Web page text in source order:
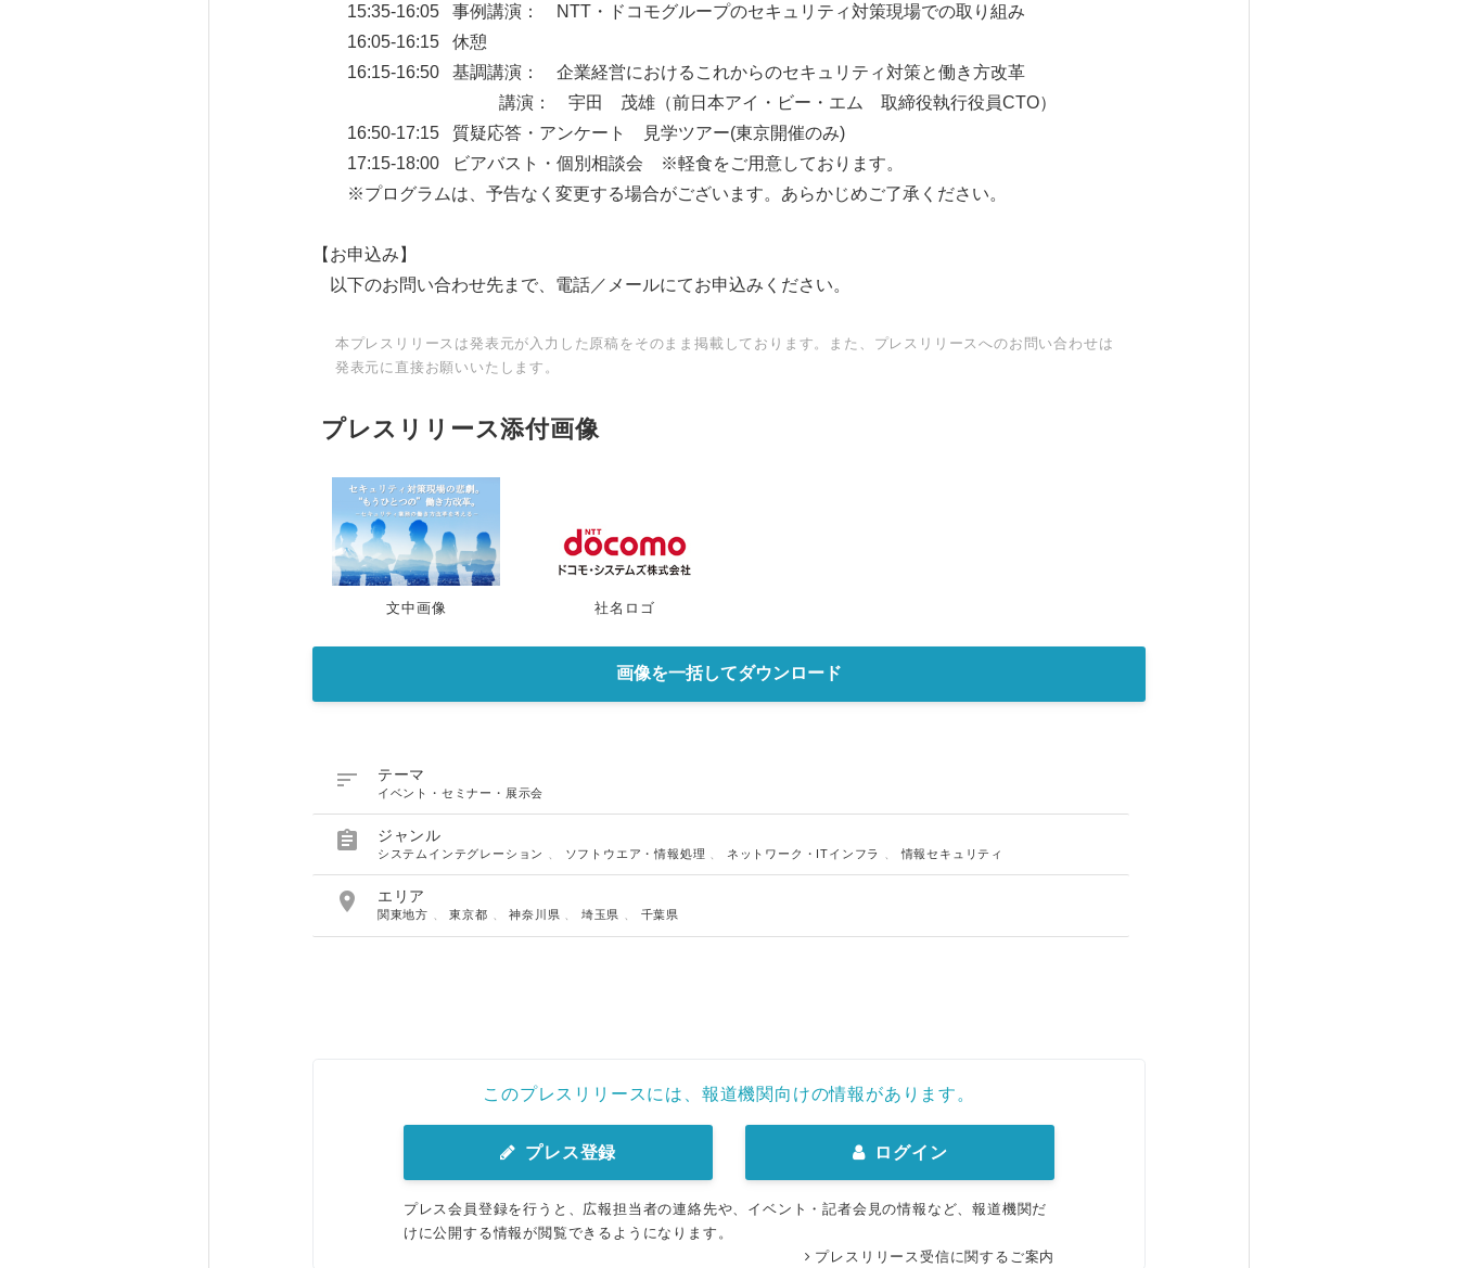
15:35-16:05 事例講演： NTT・ドコモグループのセキュリティ対策現場での取り組み
16:05-16:15 休憩
16:15-16:50 基調講演： 企業経営におけるこれからのセキュリティ対策と働き方改革
講演： 宇田 茂雄（前日本アイ・ビー・エム 取締役執行役員CTO）
16:50-17:15 質疑応答・アンケート 見学ツアー(東京開催のみ)
17:15-18:00 ビアバスト・個別相談会 ※軽食をご用意しております。
※プログラムは、予告なく変更する場合がございます。あらかじめご了承ください。
【お申込み】
以下のお問い合わせ先まで、電話／メールにてお申込みください。
本プレスリリースは発表元が入力した原稿をそのまま掲載しております。また、プレスリリースへのお問い合わせは
発表元に直接お願いいたします。
プレスリリース添付画像
文中画像 社名ロゴ
画像を一括してダウンロード
 テーマ
イベント・セミナー・展示会
 ジャンル
システムインテグレーション ソフトウエア・情報処理 ネットワーク・ITインフラ 、情報セキュリティ
 エリア
関東地方 、東京都 、神奈川県 埼玉県 千葉県
このプレスリリースには、報道機関向けの情報があります。
プレス登録 ログイン
プレス会員登録を行うと、広報担当者の連絡先や、イベント・記者会見の情報など、報道機関だ
けに公開する情報が閲覧できるようになります。
プレスリリース受信に関するご案内